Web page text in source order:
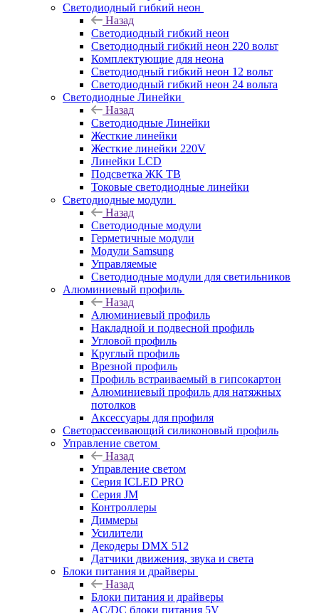
Светодиодный гибкий неон
Назад
Светодиодный гибкий неон
Светодиодный гибкий неон 220 вольт
Комплектующие для неона
Светодиодный гибкий неон 12 вольт
Светодиодный гибкий неон 24 вольта
Светодиодные Линейки
Назад
Светодиодные Линейки
Жесткие линейки
Жесткие линейки 220V
Линейки LCD
Подсветка ЖК ТВ
Токовые светодиодные линейки
Светодиодные модули
Назад
Светодиодные модули
Герметичные модули
Модули Samsung
Управляемые
Светодиодные модули для светильников
Алюминиевый профиль
Назад
Алюминиевый профиль
Накладной и подвесной профиль
Угловой профиль
Круглый профиль
Врезной профиль
Профиль встраиваемый в гипсокартон
Алюминиевый профиль для натяжных
потолков
Аксессуары для профиля
Светорассеивающий силиконовый профиль
Управление светом
Назад
Управление светом
Серия ICLED PRO
Серия JM
Контроллеры
Диммеры
Усилители
Декодеры DMX 512
Датчики движения, звука и света
Блоки питания и драйверы
Назад
Блоки питания и драйверы
AC/DC блоки питания 5V